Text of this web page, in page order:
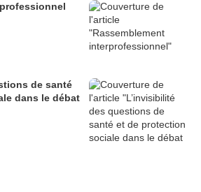
de santé
dans le débat